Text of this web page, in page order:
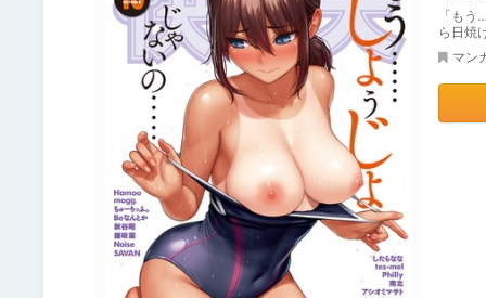
「も
ら日焼
マン